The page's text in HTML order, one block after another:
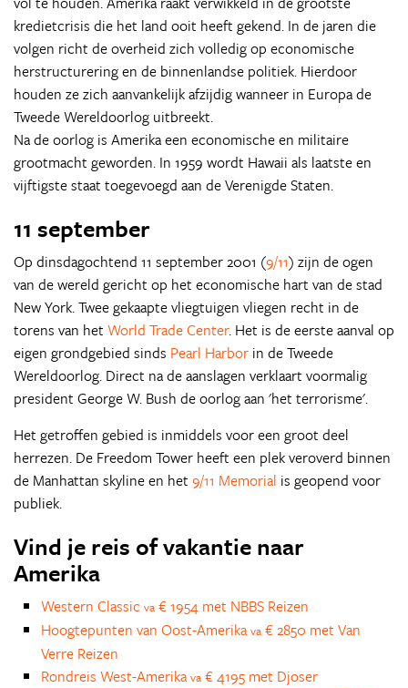
kredietcrisis die het land ooit heeft gekend. In de jaren die
volgen richt de overheid zich volledig op economische
herstructurering en de binnenlandse politiek. Hierdoor
houden ze zich aanvankelijk afzijdig wanneer in Europa de
Tweede Wereldoorlog uitbreekt.
Na de oorlog is Amerika een economische en militaire
grootmacht geworden. In 1959 wordt Hawaii als laatste en
vijftigste staat toegevoegd aan de Verenigde Staten.
11 september
Op dinsdagochtend 11 september 2001 (9/11) zijn de ogen
van de wereld gericht op het economische hart van de stad
New York. Twee gekaapte vliegtuigen vliegen recht in de
torens van het World Trade Center. Het is de eerste aanval op
eigen grondgebied sinds Pearl Harbor in de Tweede
Wereldoorlog. Direct na de aanslagen verklaart voormalig
president George W. Bush de oorlog aan 'het terrorisme'.
Het getroffen gebied is inmiddels voor een groot deel
herrezen. De Freedom Tower heeft een plek veroverd binnen
de Manhattan skyline en het 9/11 Memorial is geopend voor
publiek.
Vind je reis of vakantie naar
Amerika
Western Classic va € 1954 met NBBS Reizen
Hoogtepunten van Oost-Amerika va € 2850 met Van
Verre Reizen
Rondreis West-Amerika va € 4195 met Djoser